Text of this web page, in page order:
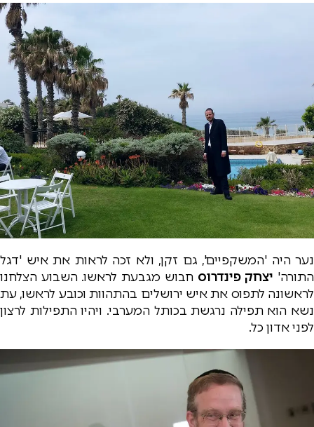
נער היה 'המשקפיים', גם זקן, ולא זכה לראות את איש 'דגל
התורה' יצחק פינדרוס חבוש מגבעת לראשו. השבוע הצלחנו
לראשונה לתפוס את איש ירושלים בהתהוות וכובע לראשו, עת
נשא הוא תפילה נרגשת בכותל המערבי. ויהיו התפילות לרצון
לפני אדון כל.